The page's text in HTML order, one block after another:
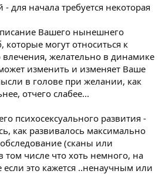
для начала требуется некоторая
Вашего нынешнего
которые могут относиться к
желательно в динамике
изменить и изменяет Ваше
в голове при желании, как
отчего слабее...
психосексуального развития -
как развивалось максимально
(сканы или
том числе что хоть немного, на
это кажется ..ненаучным или